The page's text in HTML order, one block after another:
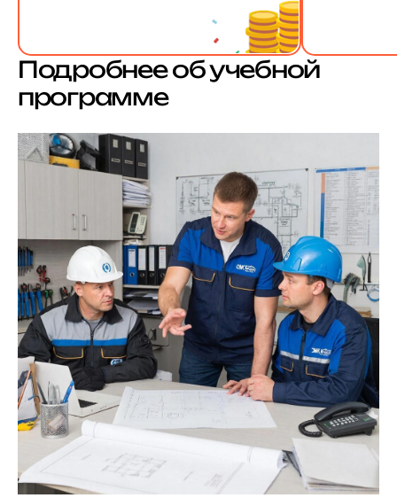
Подробнее об учебной
программе